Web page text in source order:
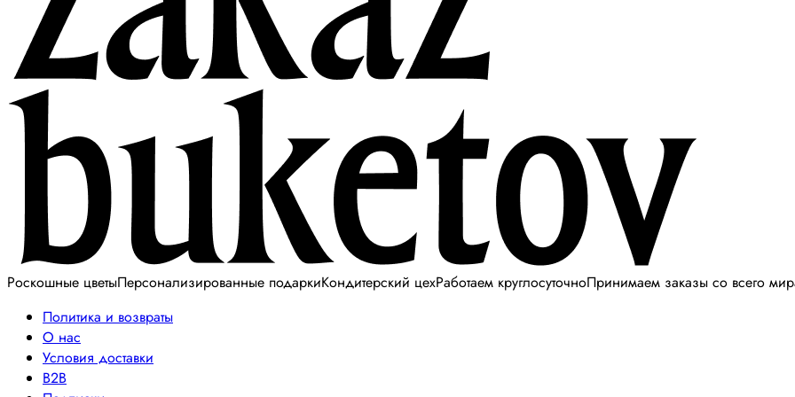
Роскошные цветыПерсонализированные подаркиКондитерский цехРаботаем круглосуточноПринимаем заказы со всего
Политика и возвраты
О нас
Условия доставки
B2B